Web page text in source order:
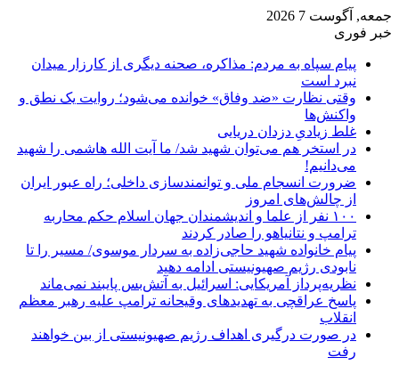
جمعه, آگوست 7 2026
خبر فوری
پیام سپاه به مردم: مذاکره، صحنه دیگری از کارزار میدان
نبرد است
وقتی نظارت «ضد وفاق» خوانده می‌شود؛ روایت یک نطق و
واکنش‌ها
غلط زیادیِ دزدان دریایی
در استخر هم می‌توان شهید شد/ ما آیت الله هاشمی را شهید
می‌دانیم!
ضرورت انسجام ملی و توانمندسازی داخلی؛ راه عبور ایران
از چالش‌های امروز
۱۰۰ نفر از علما و اندیشمندان جهان اسلام حکم محاربه
ترامپ و نتانیاهو را صادر کردند
پیام خانواده شهید حاجی‌زاده به سردار موسوی/ مسیر را تا
نابودی رژیم صهیونیستی ادامه دهید
نظریه‌پرداز آمریکایی: اسرائیل به آتش‌بس پایبند نمی‌ماند
پاسخ عراقچی به تهدیدهای وقیحانه ترامپ علیه رهبر معظم
انقلاب
در صورت درگیری اهداف رژیم صهیونیستی از بین خواهند
رفت